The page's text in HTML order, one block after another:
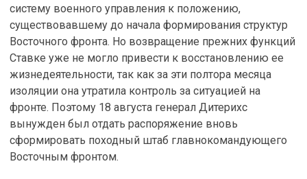
систему военного управления к положению,
существовавшему до начала формирования структур
Восточного фронта. Но возвращение прежних функций
Ставке уже не могло привести к восстановлению ее
жизнедеятельности, так как за эти полтора месяца
изоляции она утратила контроль за ситуацией на
фронте. Поэтому 18 августа генерал Дитерихс
вынужден был отдать распоряжение вновь
сформировать походный штаб главнокомандующего
Восточным фронтом.